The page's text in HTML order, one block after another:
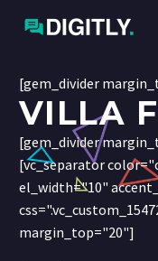
[gem_divider
VILLA
[gem_divider
[vc_separator
el_width="10"
margin_top="20"]